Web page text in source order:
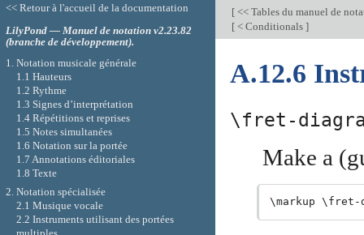
[<< Tables du manuel de
[< Conditionals ]
A.12.6
\fret-
Make a
<< Retour à l'accueil de la documentation
LilyPond — Manuel de notation v2.23.82
(branche de développement).
1. Notation musicale générale
1.1 Hauteurs
1.2 Rythme
1.3 Signes d’interprétation
1.4 Répétitions et reprises
1.5 Notes simultanées
1.6 Notation sur la portée
1.7 Annotations éditoriales
1.8 Texte
2. Notation spécialisée
2.1 Musique vocale
2.2 Instruments utilisant des portées